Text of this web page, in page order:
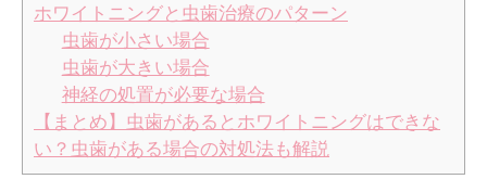
ホワイトニングと虫歯治療のパターン
虫歯が小さい場合
虫歯が大きい場合
神経の処置が必要な場合
【まとめ】虫歯があるとホワイトニングはできな
い？虫歯がある場合の対処法も解説